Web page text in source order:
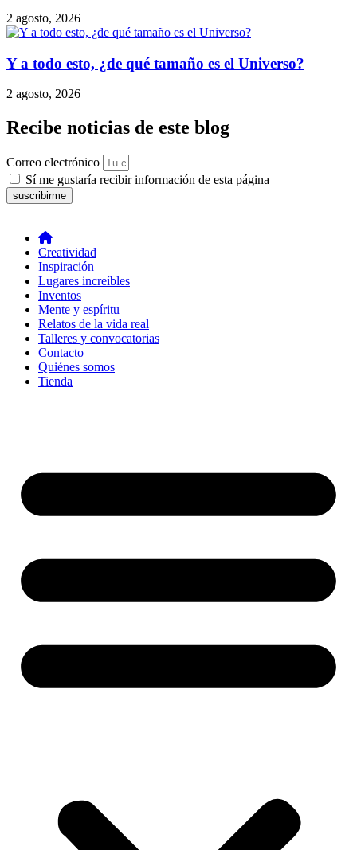
2 agosto, 2026
Y a todo esto, ¿de qué tamaño es el Universo?
2 agosto, 2026
Recibe noticias de este blog
Correo electrónico
Sí me gustaría recibir información de esta página
suscribirme
Creatividad
Inspiración
Lugares increíbles
Inventos
Mente y espíritu
Relatos de la vida real
Talleres y convocatorias
Contacto
Quiénes somos
Tienda